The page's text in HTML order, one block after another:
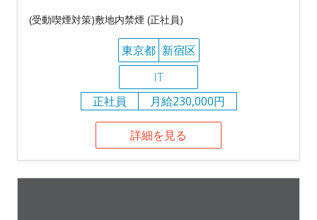
(受動喫煙対策)敷地内禁煙 (正社員)
東京都 新宿区
IT
正社員
月給230,000円
詳細を見る